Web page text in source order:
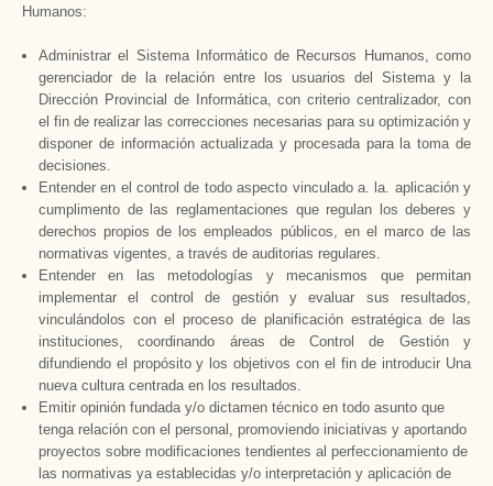
Humanos:
Administrar el Sistema Informático de Recursos Humanos, como
gerenciador de la relación entre los usuarios del Sistema y
la
Dirección Provincial de Informática, con criterio centralizador, con
el fin de realizar las correcciones necesarias para su optimización y
disponer de información actualizada y procesada para la toma de
decisiones.
Entender en el control de todo aspecto vinculado a. la. aplicación y
cumplimento de las reglamentaciones que regulan los deberes y
derechos propios de los empleados públicos, en el marco de las
normativas vigentes, a través de auditorias regulares.
Entender en las metodologías y mecanismos que permitan
implementar el control de gestión y evaluar sus resultados,
vinculándolos con el proceso de planificación estratégica de las
instituciones, coordinando áreas de Control de Gestión y
difundiendo el propósito y los objetivos con el fin de introducir Una
nueva cultura centrada en los resultados.
Emitir opinión fundada y/o dictamen técnico en todo asunto que
tenga relación con el personal, promoviendo iniciativas y aportando
proyectos sobre modificaciones tendientes al perfeccionamiento de
las normativas ya establecidas y/o interpretación y aplicación de